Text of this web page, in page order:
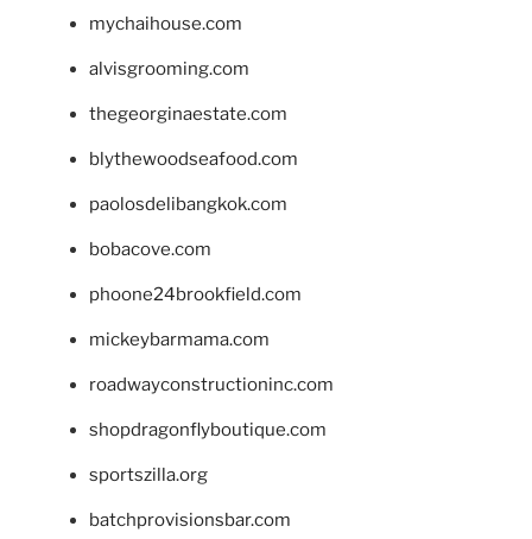
mychaihouse.com
alvisgrooming.com
thegeorginaestate.com
blythewoodseafood.com
paolosdelibangkok.com
bobacove.com
phoone24brookfield.com
mickeybarmama.com
roadwayconstructioninc.com
shopdragonflyboutique.com
sportszilla.org
batchprovisionsbar.com